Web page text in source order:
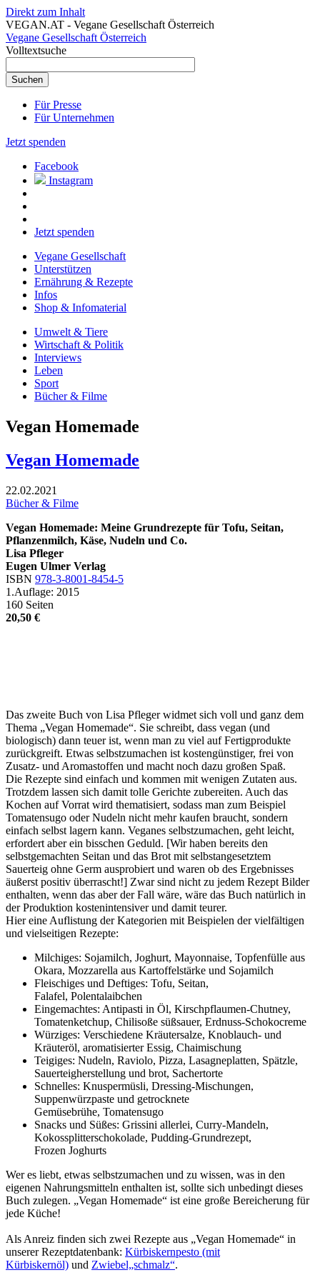
Direkt zum Inhalt
VEGAN.AT - Vegane Gesellschaft Österreich
Vegane Gesellschaft Österreich
Volltextsuche
Für Presse
Für Unternehmen
Jetzt spenden
Facebook
Instagram
Jetzt spenden
Vegane Gesellschaft
Unterstützen
Ernährung & Rezepte
Infos
Shop & Infomaterial
Umwelt & Tiere
Wirtschaft & Politik
Interviews
Leben
Sport
Bücher & Filme
Vegan Homemade
Vegan Homemade
22.02.2021
Bücher & Filme
Vegan Homemade: Meine Grundrezepte für Tofu, Seitan,
Pflanzenmilch, Käse, Nudeln und Co.
Lisa Pfleger
Eugen Ulmer Verlag
ISBN 978-3-8001-8454-5
1.Auflage: 2015
160 Seiten
20,50 €
Das zweite Buch von Lisa Pfleger widmet sich voll und ganz dem
Thema „Vegan Homemade“. Sie schreibt, dass vegan (und
biologisch) dann teuer ist, wenn man zu viel auf Fertigprodukte
zurückgreift. Etwas selbstzumachen ist kostengünstiger, frei von
Zusatz- und Aromastoffen und macht noch dazu großen Spaß.
Die Rezepte sind einfach und kommen mit wenigen Zutaten aus.
Trotzdem lassen sich damit tolle Gerichte zubereiten. Auch das
Kochen auf Vorrat wird thematisiert, sodass man zum Beispiel
Tomatensugo oder Nudeln nicht mehr kaufen braucht, sondern
einfach selbst lagern kann. Veganes selbstzumachen, geht leicht,
erfordert aber ein bisschen Geduld. [Wir haben bereits den
selbstgemachten Seitan und das Brot mit selbstangesetztem
Sauerteig ohne Germ ausprobiert und waren ob des Ergebnisses
äußerst positiv überrascht!] Zwar sind nicht zu jedem Rezept Bilder
enthalten, wenn das aber der Fall wäre, wäre das Buch natürlich in
der Produktion kostenintensiver und damit teurer.
Hier eine Auflistung der Kategorien mit Beispielen der vielfältigen
und vielseitigen Rezepte:
Milchiges: Sojamilch, Joghurt, Mayonnaise, Topfenfülle aus
Okara, Mozzarella aus Kartoffelstärke und Sojamilch
Fleischiges und Deftiges: Tofu, Seitan,
Falafel, Polentalaibchen
Eingemachtes: Antipasti in Öl, Kirschpflaumen-Chutney,
Tomatenketchup, Chilisoße süßsauer, Erdnuss-Schokocreme
Würziges: Verschiedene Kräutersalze, Knoblauch- und
Kräuteröl, aromatisierter Essig, Chaimischung
Teigiges: Nudeln, Raviolo, Pizza, Lasagneplatten, Spätzle,
Sauerteigherstellung und brot, Sachertorte
Schnelles: Knuspermüsli, Dressing-Mischungen,
Suppenwürzpaste und getrocknete
Gemüsebrühe, Tomatensugo
Snacks und Süßes: Grissini allerlei, Curry-Mandeln,
Kokossplitterschokolade, Pudding-Grundrezept,
Frozen Joghurts
Wer es liebt, etwas selbstzumachen und zu wissen, was in den
eigenen Nahrungsmitteln enthalten ist, sollte sich unbedingt dieses
Buch zulegen. „Vegan Homemade“ ist eine große Bereicherung für
jede Küche!
Als Anreiz finden sich zwei Rezepte aus „Vegan Homemade“ in
unserer Rezeptdatenbank: Kürbiskernpesto (mit
Kürbiskernöl) und Zwiebel„schmalz“.